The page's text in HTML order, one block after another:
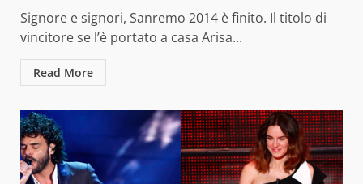
Signore e signori, Sanremo 2014 è finito. Il titolo di
vincitore se l’è portato a casa Arisa...
Read More